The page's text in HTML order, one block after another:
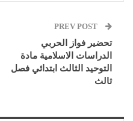
تحضير فواز الحربي
الدراسات الاسلامية مادة
التوحيد الثالث ابتدائي فصل
ثالث